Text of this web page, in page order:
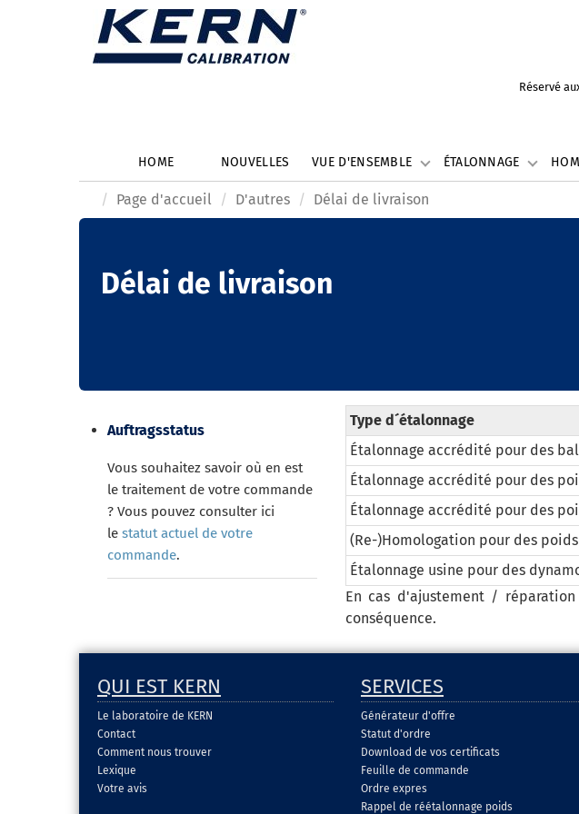
Réservé
HOME NOUVELLES VUE D'ENSEMBLE ÉTALONNAGE
Page d'accueil D'autres Délai de livraison
Délai de livraison
Auftragsstatus
Vous souhaitez savoir où en est
le traitement de votre commande
? Vous pouvez consulter ici
le statut actuel de votre
commande.
Type d´étalonnage
Étalonnage accrédité pour des
Étalonnage accrédité pour des
Étalonnage accrédité pour des
(Re-)Homologation pour des
Étalonnage usine pour des
En cas d'ajustement /
conséquence.
QUI EST KERN
Le laboratoire de KERN
Contact
Comment nous trouver
Lexique
Votre avis
SERVICES
Générateur d'offre
Statut d'ordre
Download de vos certificats
Feuille de commande
Ordre expres
Rappel de réétalonnage poids